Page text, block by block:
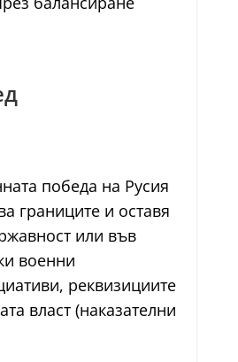
победа на Русия
границите и оставя
или във
военни
реквизициите
власт (наказателни